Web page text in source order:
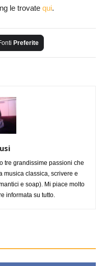
le trovate qui.
Preferite
tre grandissime passioni che
musica classica, scrivere e
e soap). Mi piace molto
informata su tutto.